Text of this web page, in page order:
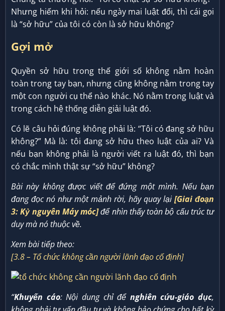
Nhưng hiếm khi hỏi: nếu ngày mai luật đổi, thì cái gọi
là “sở hữu” của tôi có còn là sở hữu không?
Gợi mở
Quyền sở hữu trong thế giới số không nằm hoàn
toàn trong tay bạn, nhưng cũng không nằm trong tay
một con người cụ thể nào khác. Nó nằm trong luật và
trong cách hệ thống diễn giải luật đó.
Có lẽ câu hỏi đúng không phải là: “Tôi có đang sở hữu
không?” Mà là: tôi đang sở hữu theo luật của ai? Và
nếu bạn không phải là người viết ra luật đó, thì bạn
có chắc mình thật sự “sở hữu” không?
Bài này không được viết để đứng một mình. Nếu bạn
đang đọc nó như một mảnh rời, hãy quay lại [Giai đoạn
3: Kỷ nguyên Máy móc]để nhìn thấy toàn bộ cấu trúc tư
duy mà nó thuộc về.
Xem bài tiếp theo:
[3.8 – Tổ chức không cần người lãnh đạo cố định]
“Khuyến cáo: Nội dung chỉ để nghiên cứu-giáo dục,